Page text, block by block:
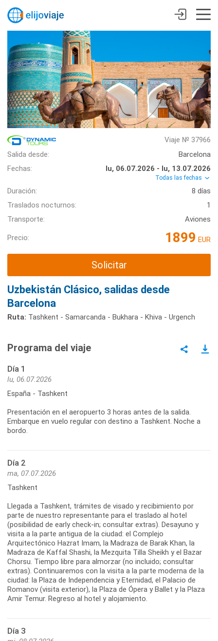
Viaje № 37966
Salida desde:
Barcelona
Fechas:
lu, 06.07.2026 - lu, 13.07.2026
Todas las fechas
Duración:
8 días
Traslados nocturnos:
1
Transporte:
Aviones
Precio: 1899 EUR
Solicitar
Uzbekistán Clásico, salidas desde
Barcelona
Ruta: Tashkent - Samarcanda - Bukhara - Khiva - Urgench
Programa del viaje
Día 1
lu, 06.07.2026
España - Tashkent
Presentación en el aeropuerto 3 horas antes de la salida.
Embarque en vuelo regular con destino a Tashkent. Noche a
bordo.
Día 2
ma, 07.07.2026
Tashkent
Llegada a Tashkent, trámites de visado y recibimiento por
parte de nuestro representante para el traslado al hotel
(posibilidad de early check-in; consultar extras). Desayuno y
visita a la parte antigua de la ciudad: el Complejo
Arquitectónico Hazrat Imam, la Madraza de Barak Khan, la
Madraza de Kaffal Shashi, la Mezquita Tilla Sheikh y el Bazar
Chorsu. Tiempo libre para almorzar (no incluido; consultar
extras). Continuaremos con la visita a la parte moderna de la
ciudad: la Plaza de Independencia y Eternidad, el Palacio de
Romanov (visita exterior), la Plaza de Ópera y Ballet y la Plaza
Amir Temur. Regreso al hotel y alojamiento.
Día 3